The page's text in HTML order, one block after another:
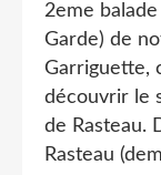
2eme
Garde) de
Garriguette,
découvrir le
de Rasteau.
Rasteau